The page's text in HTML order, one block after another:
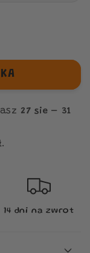
27 sie – 31
14 dni na zwrot